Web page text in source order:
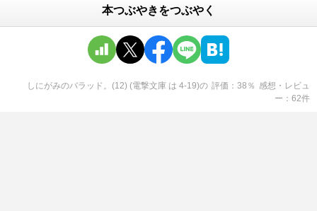
本つぶやきをつぶやく
しにがみのバラッド。(12) (電撃文庫 は 4-19)の 評価 38 ％ 感想・レビュ
ー
62件